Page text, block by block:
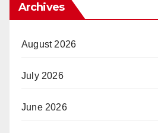
Archives
August 2026
July 2026
June 2026